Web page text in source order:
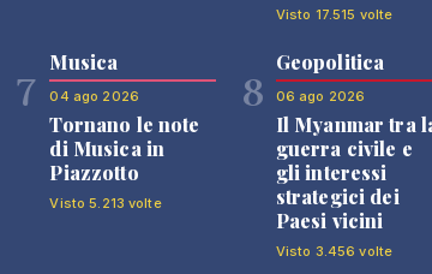
Visto 17.515 volte
7
Musica
04 ago 2026
Tornano le note
di Musica in
Piazzotto
Visto 5.213 volte
8
Geopolitica
06 ago 2026
Il Myanmar tra
guerra civile e
gli interessi
strategici dei
Paesi vicini
Visto 3.456 volte